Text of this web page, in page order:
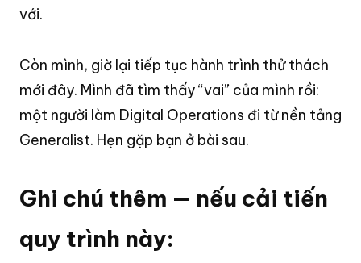
với.
Còn mình, giờ lại tiếp tục hành trình thử thách
mới đây. Mình đã tìm thấy “vai” của mình rồi:
một người làm Digital Operations đi từ nền tảng
Generalist. Hẹn gặp bạn ở bài sau.
Ghi chú thêm — nếu cải tiến
quy trình này: